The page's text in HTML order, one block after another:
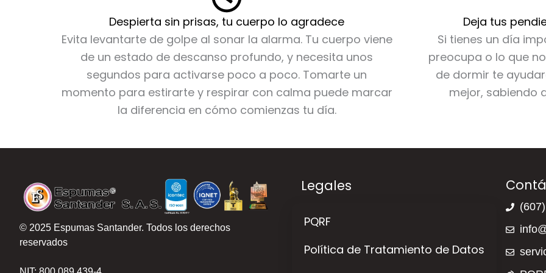
Despierta sin prisas, tu cuerpo lo agradece
Evita levantarte de golpe al sonar la alarma. Tu cuerpo viene
de un estado de descanso profundo, y necesita unos
segundos para activarse poco a poco. Tomarte un
momento para estirarte y respirar con calma puede marcar
la diferencia en cómo comienzas tu día.
Deja tus
Si tienes un día
preocupa o lo que
de dormir te
mejor, sabiendo
© 2025 Espumas Santander. Todos los derechos
reservados
Legales
PQRF
Política de Tratamiento de Datos